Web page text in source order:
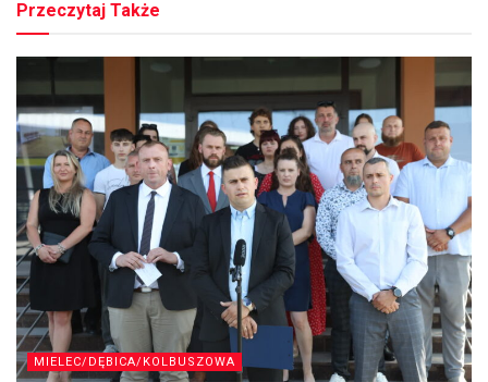
Przeczytaj Także
MIELEC/DĘBICA/KOLBUSZOWA